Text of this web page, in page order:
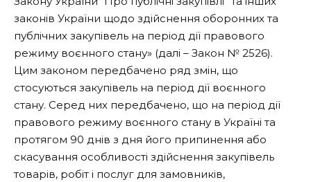
законів України щодо здійснення оборонних та
публічних закупівель на період дії правового
режиму воєнного стану» (далі – Закон № 2526).
Цим законом передбачено ряд змін, що
стосуються закупівель на період дії воєнного
стану. Серед них передбачено, що на період дії
правового режиму воєнного стану в Україні та
протягом 90 днів з дня його припинення або
скасування особливості здійснення закупівель
товарів, робіт і послуг для замовників,